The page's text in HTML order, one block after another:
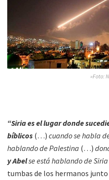
»Foto:
“Siria es el lugar donde
bíblicos (…) cuando se habla
hablando de Palestina (…)
y Abelse está hablando de
tumbas de los hermanos junto